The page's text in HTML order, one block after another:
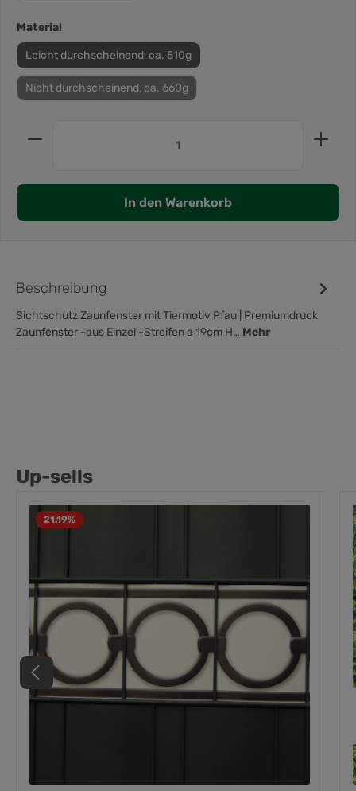
Material
Leicht durchscheinend, ca. 510g
Nicht durchscheinend, ca. 660g
In den Warenkorb
Beschreibung
Sichtschutz Zaunfenster mit Tiermotiv Pfau | Premiumdruck
Zaunfenster -aus Einzel -Streifen a 19cm H… Mehr
Up-sells
21.19%